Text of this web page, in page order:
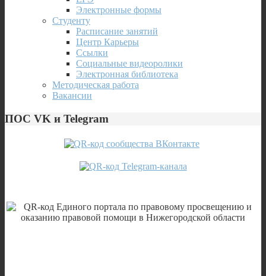
Электронные формы
Студенту
Расписание занятий
Центр Карьеры
Ссылки
Социальные видеоролики
Электронная библиотека
Методическая работа
Вакансии
ПОС VK и Telegram